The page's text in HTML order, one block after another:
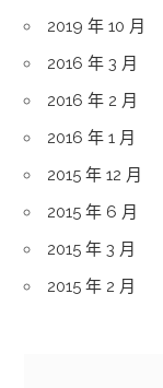
2019 年 10 月
2016 年 3 月
2016 年 2 月
2016 年 1 月
2015 年 12 月
2015 年 6 月
2015 年 3 月
2015 年 2 月